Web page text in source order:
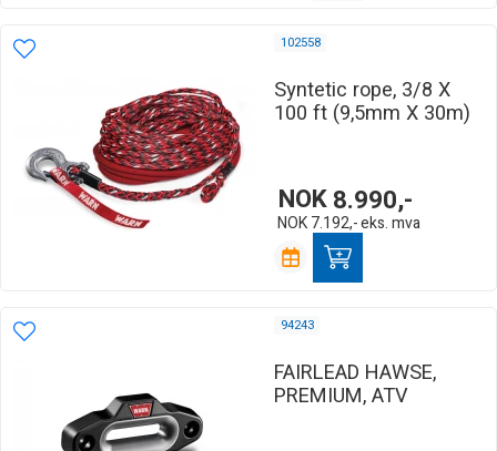
102558
Syntetic rope, 3/8 X
100 ft (9,5mm X 30m)
NOK8.990,-
NOK 7.192,-eks. mva
94243
FAIRLEAD HAWSE,
PREMIUM, ATV